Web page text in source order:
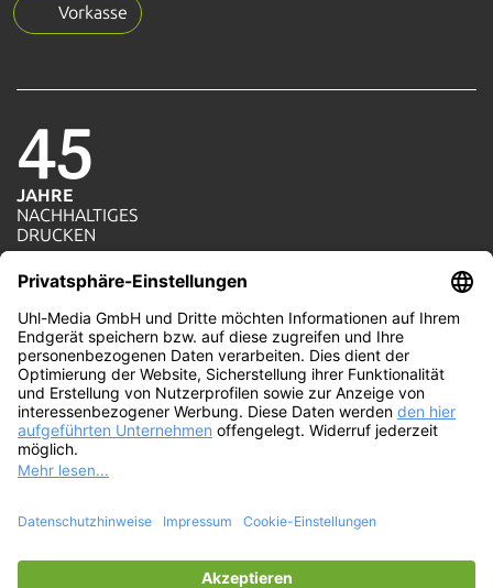
Vorkasse
45
JAHRE
NACHHALTIGES
DRUCKEN
1=1
AKTION
JE AUFTRAG WIRD
EIN BAUM GEPFLANZT
100%
WIR
PRODUZIEREN MIT
© Uhl-Media GmbH. Die umweltfreundliche